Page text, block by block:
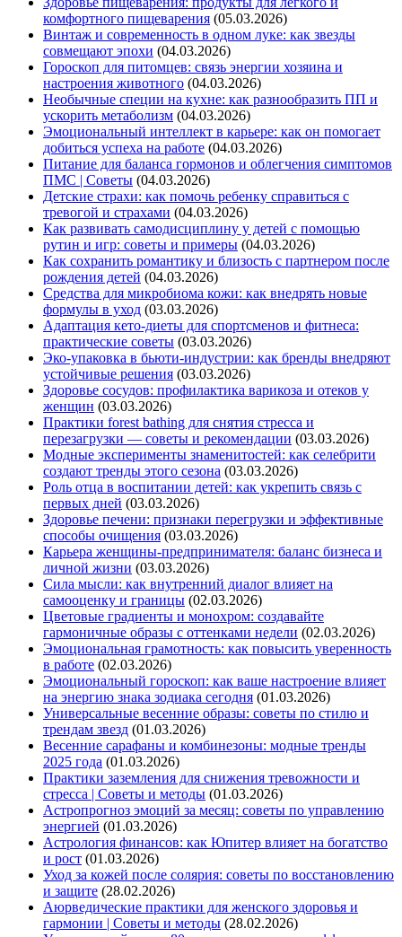
комфортного пищеварения (05.03.2026)
Винтаж и современность в одном луке: как звезды
совмещают эпохи (04.03.2026)
Гороскоп для питомцев: связь энергии хозяина и
настроения животного (04.03.2026)
Необычные специи на кухне: как разнообразить ПП и
ускорить метаболизм (04.03.2026)
Эмоциональный интеллект в карьере: как он помогает
добиться успеха на работе (04.03.2026)
Питание для баланса гормонов и облегчения симптомов
ПМС | Советы (04.03.2026)
Детские страхи: как помочь ребенку справиться с
тревогой и страхами (04.03.2026)
Как развивать самодисциплину у детей с помощью
рутин и игр: советы и примеры (04.03.2026)
Как сохранить романтику и близость с партнером после
рождения детей (04.03.2026)
Средства для микробиома кожи: как внедрять новые
формулы в уход (03.03.2026)
Адаптация кето-диеты для спортсменов и фитнеса:
практические советы (03.03.2026)
Эко-упаковка в бьюти-индустрии: как бренды внедряют
устойчивые решения (03.03.2026)
Здоровье сосудов: профилактика варикоза и отеков у
женщин (03.03.2026)
Практики forest bathing для снятия стресса и
перезагрузки — советы и рекомендации (03.03.2026)
Модные эксперименты знаменитостей: как селебрити
создают тренды этого сезона (03.03.2026)
Роль отца в воспитании детей: как укрепить связь с
первых дней (03.03.2026)
Здоровье печени: признаки перегрузки и эффективные
способы очищения (03.03.2026)
Карьерa женщины-предпринимателя: баланс бизнеса и
личной жизни (03.03.2026)
Сила мысли: как внутренний диалог влияет на
самооценку и границы (02.03.2026)
Цветовые градиенты и монохром: создавайте
гармоничные образы с оттенками недели (02.03.2026)
Эмоциональная грамотность: как повысить уверенность
в работе (02.03.2026)
Эмоциональный гороскоп: как ваше настроение влияет
на энергию знака зодиака сегодня (01.03.2026)
Универсальные весенние образы: советы по стилю и
трендам звезд (01.03.2026)
Весенние сарафаны и комбинезоны: модные тренды
2025 года (01.03.2026)
Практики заземления для снижения тревожности и
стресса | Советы и методы (01.03.2026)
Астропрогноз эмоций за месяц: советы по управлению
энергией (01.03.2026)
Астрология финансов: как Юпитер влияет на богатство
и рост (01.03.2026)
Уход за кожей после солярия: советы по восстановлению
и защите (28.02.2026)
Аюрведические практики для женского здоровья и
гармонии | Советы и методы (28.02.2026)